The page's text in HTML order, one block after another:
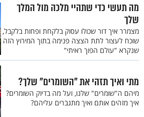
מה תעשי כדי שתהיי מלכה מול המלך
שלך
מצמרר איך דור שכולו עסוק בלקחת ופחות בלקבל,
שוכח לעצור לתת הצצה פנימה בתוך המירוץ הזה
שנקרא "עולם הפוך ראיתי"
מתי ואיך תזהי את "השומרים" שלך?
מיהם ה"שומרים" שלנו, ועל מה בדיוק השומרים?
איך מזהים אותם ואיך מתגברים עליהם?